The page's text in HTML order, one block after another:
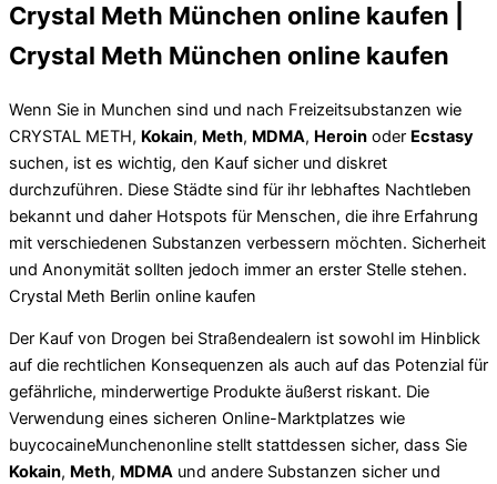
bis
€3,000.00
Crystal Meth München online kaufen |
Crystal Meth München online kaufen
Wenn Sie in Munchen sind und nach Freizeitsubstanzen wie
CRYSTAL METH, Kokain, Meth, MDMA, Heroin oder Ecstasy
suchen, ist es wichtig, den Kauf sicher und diskret
durchzuführen. Diese Städte sind für ihr lebhaftes Nachtleben
bekannt und daher Hotspots für Menschen, die ihre Erfahrung
mit verschiedenen Substanzen verbessern möchten. Sicherheit
und Anonymität sollten jedoch immer an erster Stelle stehen.
Crystal Meth Berlin online kaufen
Der Kauf von Drogen bei Straßendealern ist sowohl im Hinblick
auf die rechtlichen Konsequenzen als auch auf das Potenzial für
gefährliche, minderwertige Produkte äußerst riskant. Die
Verwendung eines sicheren Online-Marktplatzes wie
buycocaineMunchenonline stellt stattdessen sicher, dass Sie
Kokain, Meth, MDMA und andere Substanzen sicher und